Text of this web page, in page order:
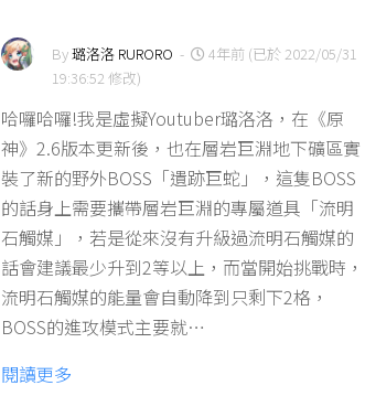
By璐洛洛 RURORO -
4年前 (已於 2022/05/31
19:36:52 修改)
哈囉哈囉!我是虛擬Youtuber璐洛洛，在《原
神》2.6版本更新後，也在層岩巨淵地下礦區實
裝了新的野外BOSS「遺跡巨蛇」，這隻BOSS
的話身上需要攜帶層岩巨淵的專屬道具「流明
石觸媒」，若是從來沒有升級過流明石觸媒的
話會建議最少升到2等以上，而當開始挑戰時，
流明石觸媒的能量會自動降到只剩下2格，
BOSS的進攻模式主要就…
閱讀更多